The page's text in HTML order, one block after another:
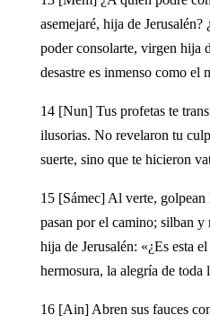
asemejaré, hija de
poder consolarte, virgen hija
desastre es inmenso como el
14 [Nun] Tus profetas te
ilusorias. No revelaron tu
suerte, sino que te hicieron
15 [Sámec] Al verte, golpean
pasan por el camino; silban y
hija de Jerusalén: «¿Es esta
hermosura, la alegría de toda
16 [Ain] Abren sus fauces